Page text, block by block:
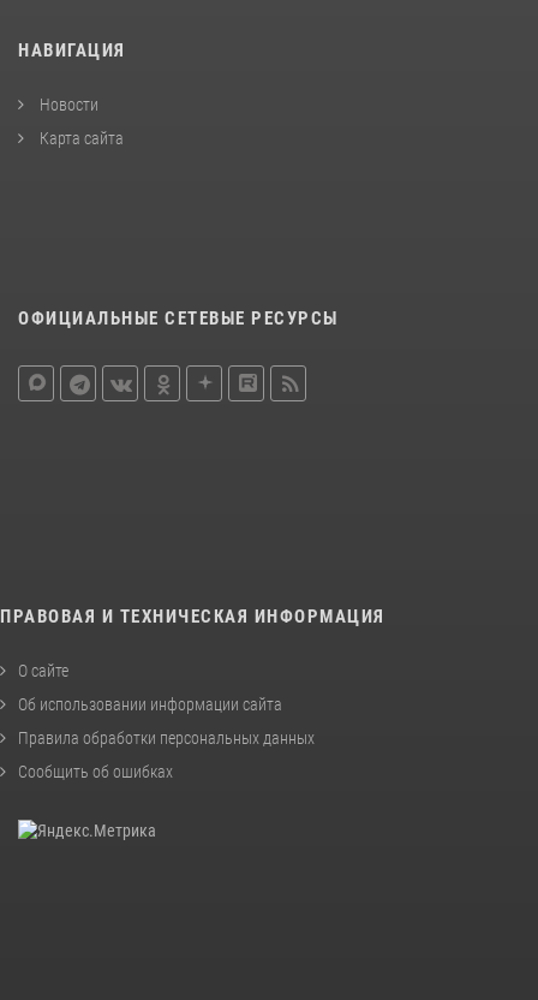
НАВИГАЦИЯ
Новости
Карта сайта
ОФИЦИАЛЬНЫЕ СЕТЕВЫЕ РЕСУРСЫ
ПРАВОВАЯ И ТЕХНИЧЕСКАЯ ИНФОРМАЦИЯ
О сайте
Об использовании информации сайта
Правила обработки персональных данных
Сообщить об ошибках